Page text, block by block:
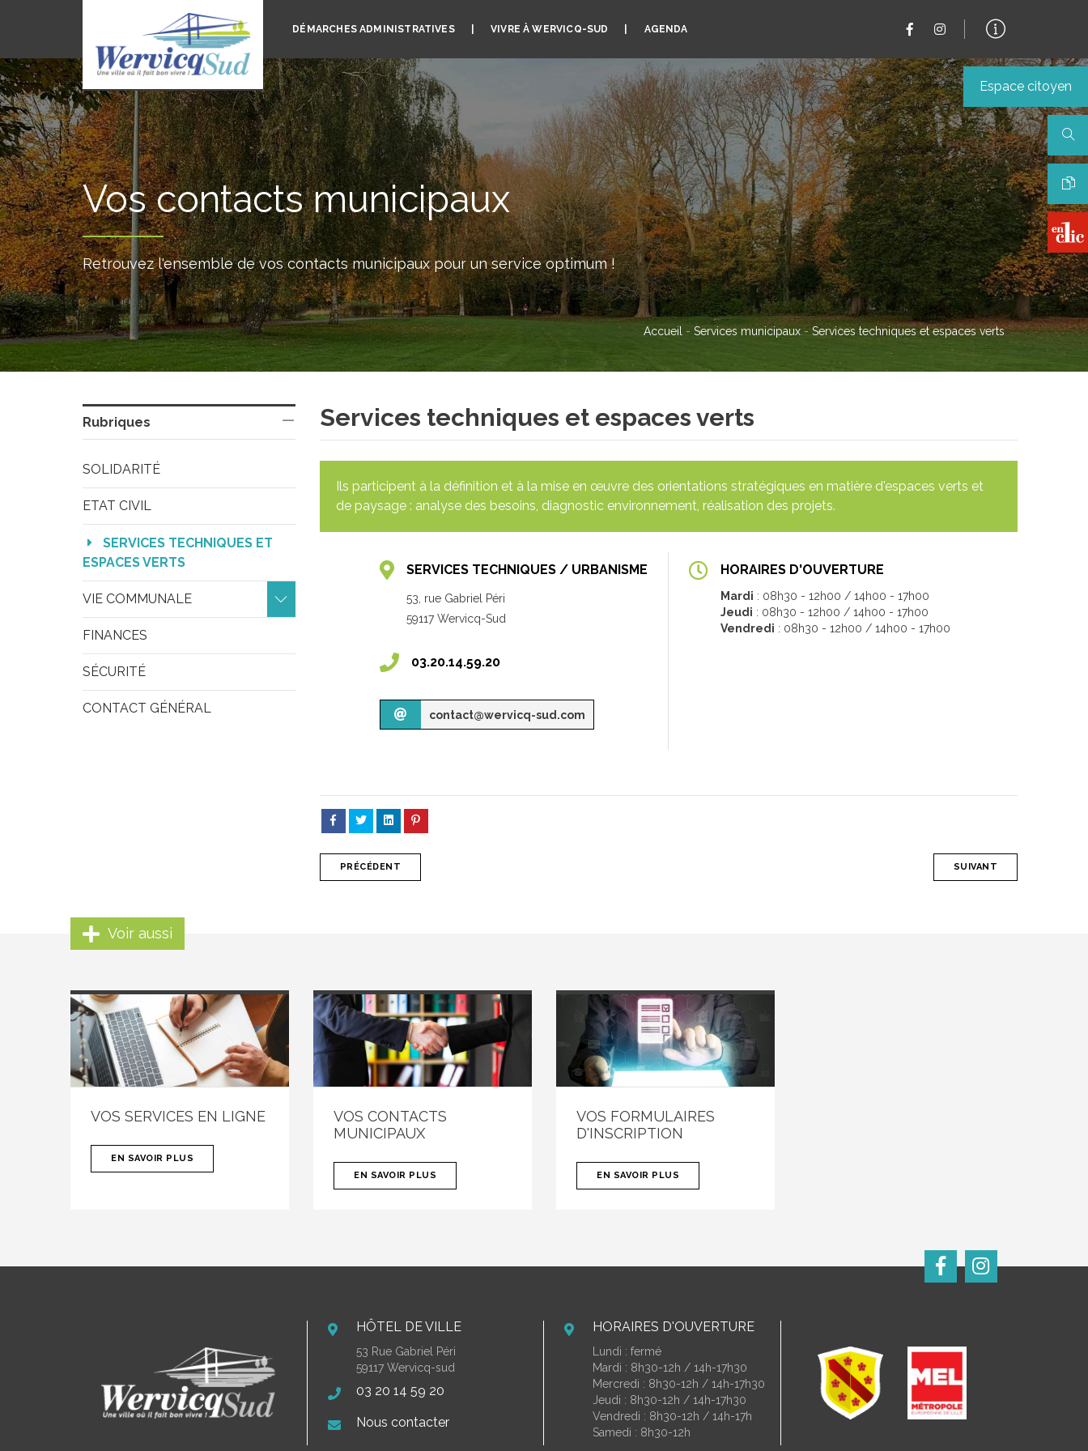
DÉMARCHES ADMINISTRATIVES VIVRE À WERVICQ-SUD AGENDA
Vos contacts municipaux
Retrouvez l'ensemble de vos contacts municipaux pour un service optimum !
Accueil - Services municipaux - Services techniques et espaces verts
Services techniques et espaces verts
Ils participent à la définition et à la mise en œuvre des orientations stratégiques en matière d'espaces verts et
de paysage : analyse des besoins, diagnostic environnement, réalisation des projets.
SERVICES TECHNIQUES / URBANISME
53, rue Gabriel Péri
59117 Wervicq-Sud
03.20.14.59.20
contact@wervicq-sud.com
HORAIRES D'OUVERTURE
Mardi : 08h30 - 12h00 / 14h00 - 17h00
Jeudi : 08h30 - 12h00 / 14h00 - 17h00
Vendredi : 08h30 - 12h00 / 14h00 - 17h00
PRÉCÉDENT SUIVANT
Rubriques
SOLIDARITÉ
ETAT CIVIL
SERVICES TECHNIQUES ET
ESPACES VERTS
VIE COMMUNALE
FINANCES
SÉCURITÉ
CONTACT GÉNÉRAL
Voir aussi
VOS SERVICES EN LIGNE
EN SAVOIR PLUS
VOS CONTACTS
MUNICIPAUX
EN SAVOIR PLUS
VOS FORMULAIRES
D'INSCRIPTION
EN SAVOIR PLUS
HÔTEL DE VILLE
53 Rue Gabriel Péri
59117 Wervicq-sud
03 20 14 59 20
Nous contacter
HORAIRES D'OUVERTURE
Lundi : fermé
Mardi : 8h30-12h / 14h-17h30
Mercredi : 8h30-12h / 14h-17h30
Jeudi : 8h30-12h / 14h-17h30
Vendredi : 8h30-12h / 14h-17h
Samedi : 8h30-12h
Espace citoyen